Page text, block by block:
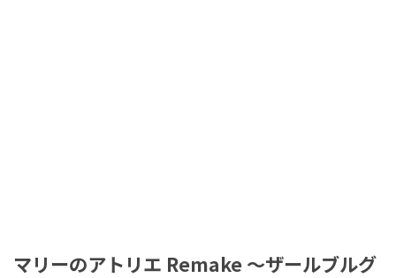
マリーのアトリエ Remake ～ザールブルグ